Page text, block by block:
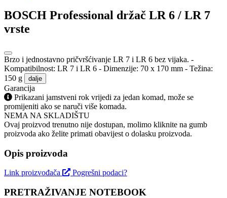
BOSCH Professional držač LR 6 / LR 7
vrste
Brzo i jednostavno pričvršćivanje LR 7 i LR 6 bez vijaka. -
Kompatibilnost: LR 7 i LR 6 - Dimenzije: 70 x 170 mm - Težina:
150 g
dalje
Garancija
Prikazani jamstveni rok vrijedi za jedan komad, može se
promijeniti ako se naruči više komada.
NEMA NA SKLADIŠTU
Ovaj proizvod trenutno nije dostupan, molimo kliknite na gumb
proizvoda ako želite primati obavijest o dolasku proizvoda.
Opis proizvoda
Link proizvođača Pogrešni podaci?
PRETRAŽIVANJE NOTEBOOK